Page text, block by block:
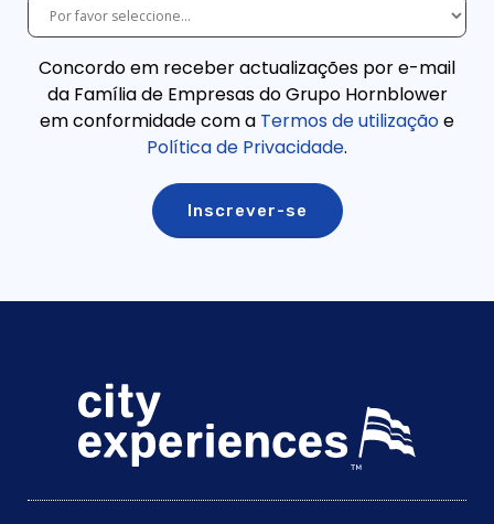
Concordo em receber actualizações por e-mail
da Família de Empresas do Grupo Hornblower
em conformidade com a Termos de utilizaçãoe
Política de Privacidade.